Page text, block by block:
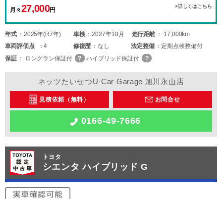
月々27,000円
>詳しくはこちら
年式 2025年(R7年) 車検 2027年10月 走行距離
17,000km
車両評価点 4 修復歴 なし 法定整備
定期点検整備付
保証
ロングラン保証付 ハイブリッド保証付
ネッツたいせつU-Car Garage 旭川永山店
見積依頼（無料） お問合せ
0166-49-7666
トヨタ
シエンタ ハイブリッド G